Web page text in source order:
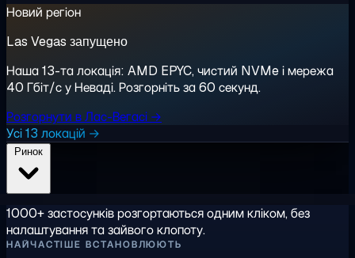
Новий регіон
Las Vegas запущено
Наша 13-та локація: AMD EPYC, чистий NVMe і мережа
40 Гбіт/с у Неваді. Розгорніть за 60 секунд.
Розгорнути в Лас-Вегасі →
Усі 13 локацій →
1000+ застосунків розгортаються одним кліком, без
налаштування та зайвого клопоту.
НАЙЧАСТІШЕ ВСТАНОВЛЮЮТЬ